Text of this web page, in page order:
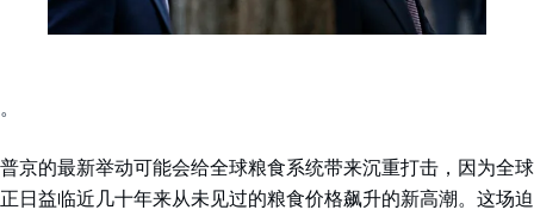
。
普京的最新举动可能会给全球粮食系统带来沉重打击，因为全球
正日益临近几十年来从未见过的粮食价格飙升的新高潮。这场迫